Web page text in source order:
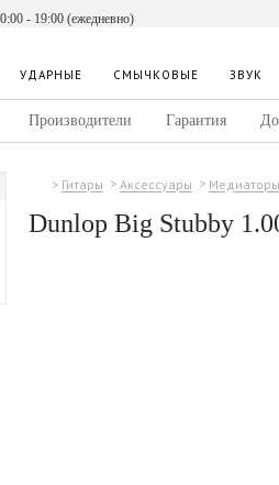
- 19:00 (ежедневно)
УДАРНЫЕ СМЫЧКОВЫЕ ЗВУК
Производители Гарантия
Гитары Аксессуары Медиаторы
Dunlop Big Stubby